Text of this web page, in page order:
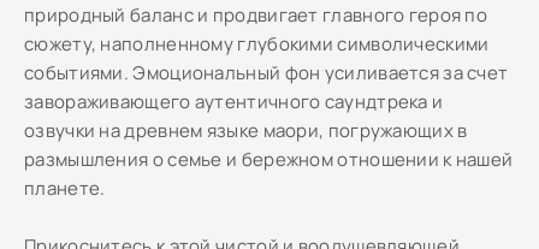
природный баланс и продвигает главного героя по
сюжету, наполненному глубокими символическими
событиями. Эмоциональный фон усиливается за счет
завораживающего аутентичного саундтрека и
озвучки на древнем языке маори, погружающих в
размышления о семье и бережном отношении к нашей
планете.